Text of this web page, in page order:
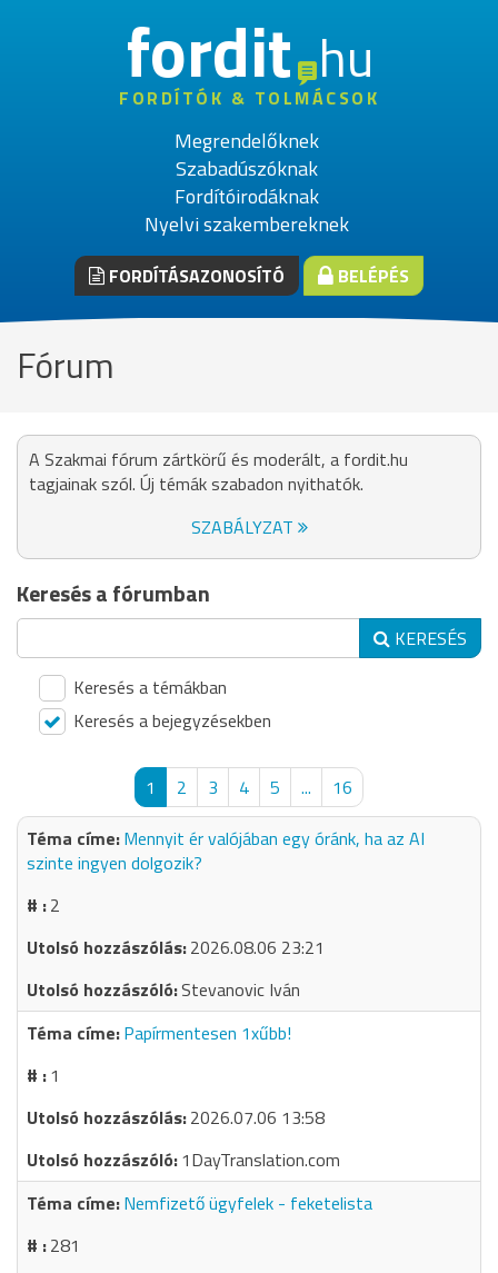
fordithu
FORDÍTÓK & TOLMÁCSOK
Megrendelőknek
Szabadúszóknak
Fordítóirodáknak
Nyelvi szakembereknek
FORDÍTÁSAZONOSÍTÓ BELÉPÉS
Fórum
A Szakmai fórum zártkörű és moderált, a fordit.hu
tagjainak szól. Új témák szabadon nyithatók.
SZABÁLYZAT
Keresés a fórumban
KERESÉS
Keresés a témákban
Keresés a bejegyzésekben
1 2 3 4 5 ...
16
Mennyit ér valójában egy óránk, ha az AI
szinte ingyen dolgozik?
2
2026.08.06 23:21
Stevanovic Iván
Papírmentesen 1xűbb!
1
2026.07.06 13:58
1DayTranslation.com
Nemfizető ügyfelek - feketelista
281